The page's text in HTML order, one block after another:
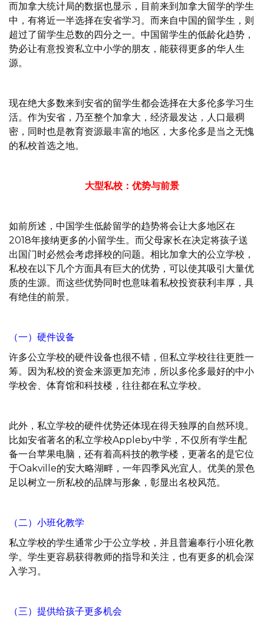
而加拿大统计局的数据也显示，目前来到加拿大留学的学生
中，有将近一半选择在安省学习。而来自中国的留学生，则
超过了留学生总数的四分之一。中国留学生的低龄化趋势，
势必让有意投资私立中小学的朋友，能获得更多的华人生
源。
现在绝大多数来到安省的留学生都会选择在大多伦多学习生
活。作为安省，乃至整个加拿大，经济最发达，人口最稠
密，同时也是教育资源最丰富的地区，大多伦多是当之无愧
的私校首选之地。
大型私校：优势与前景
如前所述，中国学生低龄留学的趋势将会让大多地区在
2018年接纳更多的小留学生。而父母家长在决定将孩子送
出国门时必然会考虑择校的问题。相比加拿大的公立学校，
私校在以下几个方面具有巨大的优势，可以使其吸引大量优
质的生源。而这些优势同时也意味着私校投资获利丰厚，具
有绝佳的前景。
（一）硬件设备
许多公立学校的硬件设备也很不错，但私立学校往往更胜一
筹。因为私校的资金来源更加充沛，所以多伦多最好的中小
学校舍、体育馆和科技楼，往往都在私立学校。
此外，私立学校的硬件优势还体现在得天独厚的自然环境。
比如安省著名的私立学校Appleby中学，不仅所有学生配
备一台苹果电脑，还有着高科技的教学楼，更著名的是它位
于Oakville的安大略湖畔，一年四季风光宜人。优美的景色
足以树立一所私校的品牌与形象，彰显出名校风范。
（二）小班化教学
私立学校的学生通常少于公立学校，并且普遍奉行小班化教
学。学生更容易获得教师的指导和关注，也有更多的机会深
入学习。
（三）提供给孩子更多机会